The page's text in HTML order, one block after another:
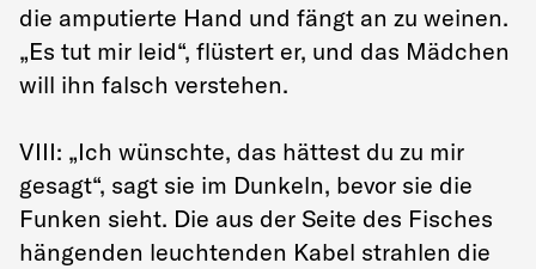
die amputierte Hand und fängt an zu weinen.
„Es tut mir leid“, flüstert er, und das Mädchen
will ihn falsch verstehen.
VIII: „Ich wünschte, das hättest du zu mir
gesagt“, sagt sie im Dunkeln, bevor sie die
Funken sieht. Die aus der Seite des Fisches
hängenden leuchtenden Kabel strahlen die